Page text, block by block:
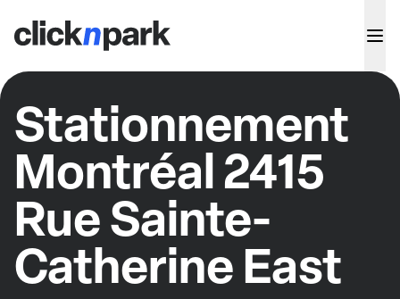
Stationnement
Montréal 2415
Rue Sainte-
Catherine East